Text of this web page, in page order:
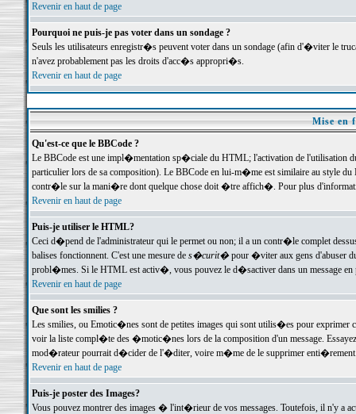
Revenir en haut de page
Pourquoi ne puis-je pas voter dans un sondage ?
Seuls les utilisateurs enregistr�s peuvent voter dans un sondage (afin d'�viter le
n'avez probablement pas les droits d'acc�s appropri�s.
Revenir en haut de page
Mise en
Qu'est-ce que le BBCode ?
Le BBCode est une impl�mentation sp�ciale du HTML; l'activation de l'utilisation
particulier lors de sa composition). Le BBCode en lui-m�me est similaire au style
contr�le sur la mani�re dont quelque chose doit �tre affich�. Pour plus
Revenir en haut de page
Puis-je utiliser le HTML?
Ceci d�pend de l'administrateur qui le permet ou non; il a un contr�le complet
balises fonctionnent. C'est une mesure de s�curit�pour �viter aux gens d'abuser
probl�mes. Si le HTML est activ�, vous pouvez le d�sactiver dans un message en
Revenir en haut de page
Que sont les smilies ?
Les smilies, ou Emotic�nes sont de petites images qui sont utilis�es pour exprimer
voir la liste compl�te des �motic�nes lors de la composition d'un message.
mod�rateur pourrait d�cider de l'�diter, voire m�me de le supprimer
Revenir en haut de page
Puis-je poster des Images?
Vous pouvez montrer des images � l'int�rieur de vos messages. Toutefois, il n'y a